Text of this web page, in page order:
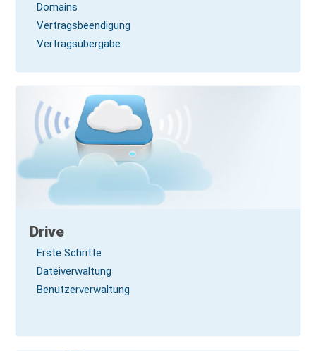
Domains
Vertragsbeendigung
Vertragsübergabe
Drive
Erste Schritte
Dateiverwaltung
Benutzerverwaltung